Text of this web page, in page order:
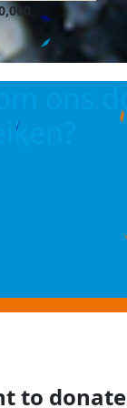
to donate